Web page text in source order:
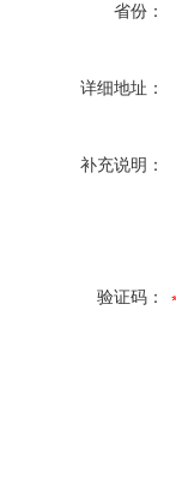
省份：
详细地址：
补充说明：
验证码：